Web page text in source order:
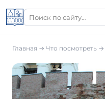
Главная → Что посмотреть →